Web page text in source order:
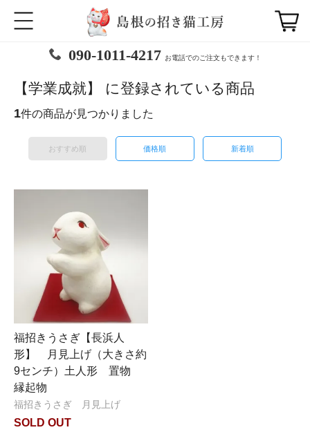
090-1011-4217 お電話でのご注文もできます！
【学業成就】 に登録されている商品
1件の商品が見つかりました
おすすめ順 価格順 新着順
福招きうさぎ【長浜人
形】 月見上げ（大きさ約
9センチ）土人形 置物
縁起物
福招きうさぎ 月見上げ
SOLD OUT